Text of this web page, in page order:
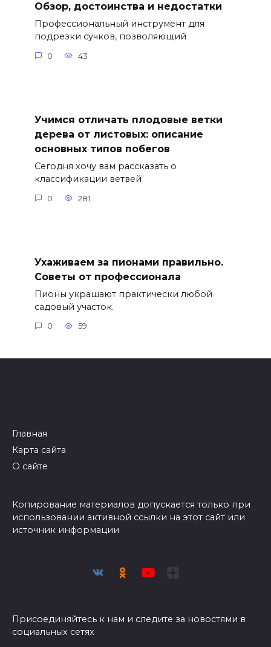
Обзор, достоинства и недостатки
Профессиональный инструмент для
подрезки сучков, позволяющий
0 43
Учимся отличать плодовые ветки
дерева от листовых: описание
основных типов побегов
Сегодня хочу вам рассказать о
классификации ветвей
0 281
Ухаживаем за пионами правильно.
Советы от профессионала
Пионы украшают практически любой
садовый участок.
0 59
Главная
Карта сайта
О сайте
Копирование материалов допускается только при
использовании активной ссылки на этот сайт или
источник информации
Присоединяйтесь к нам и следите за новостями в
социальных сетях